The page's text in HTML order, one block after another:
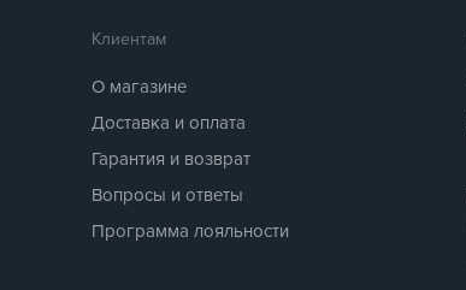
Клиентам
О магазине
Доставка и оплата
Гарантия и возврат
Вопросы и ответы
Программа лояльности